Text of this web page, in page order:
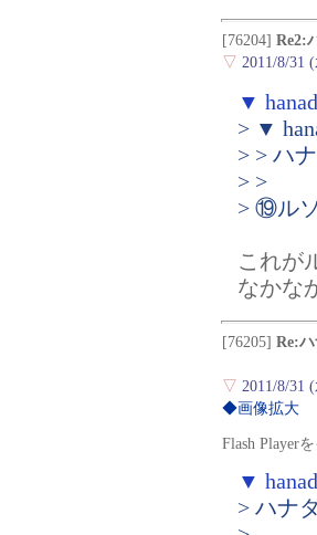
[76204] Re2:
▽ 2011/8/31
▼
> ▼
> > ハ
> >
> ⑲ル
これが
なかな
[76205] Re:
▽ 2011/8/31
◆画像拡大
Flash Player
▼
> ハナ